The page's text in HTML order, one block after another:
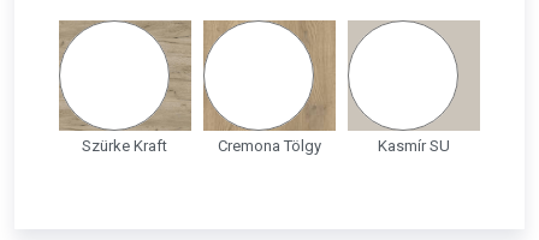
Szürke Kraft Cremona Tölgy Kasmír SU